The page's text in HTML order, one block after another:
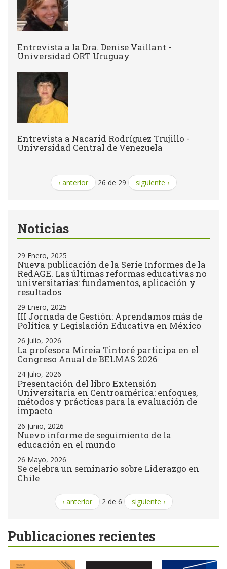
Entrevista a la Dra. Denise Vaillant -
Universidad ORT Uruguay
Entrevista a Nacarid Rodríguez Trujillo -
Universidad Central de Venezuela
‹ anterior 26 de 29 siguiente ›
Noticias
29 Enero, 2025
Nueva publicación de la Serie Informes de la
RedAGE. Las últimas reformas educativas no
universitarias: fundamentos, aplicación y
resultados
29 Enero, 2025
III Jornada de Gestión: Aprendamos más de
Política y Legislación Educativa en México
26 Julio, 2026
La profesora Mireia Tintoré participa en el
Congreso Anual de BELMAS 2026
24 Julio, 2026
Presentación del libro Extensión
Universitaria en Centroamérica: enfoques,
métodos y prácticas para la evaluación de
impacto
26 Junio, 2026
Nuevo informe de seguimiento de la
educación en el mundo
26 Mayo, 2026
Se celebra un seminario sobre Liderazgo en
Chile
‹ anterior 2 de 6 siguiente ›
Publicaciones recientes